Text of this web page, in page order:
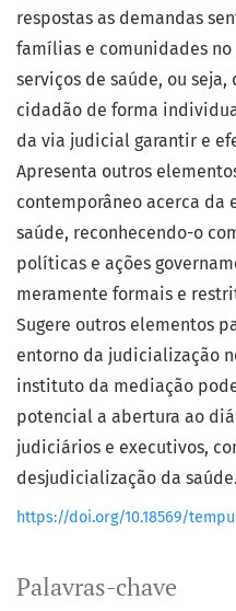
Palavras-chave
respostas as demandas
famílias e comunidades no
serviços de saúde, ou
cidadão de forma
da via judicial garantir e
Apresenta outros
contemporâneo acerca
saúde, reconhecendo-o
políticas e ações
meramente formais e
Sugere outros elementos
entorno da judicialização
instituto da mediação
potencial a abertura ao
judiciários e executivos,
desjudicialização da saúde.
https://doi.org/10.18569/